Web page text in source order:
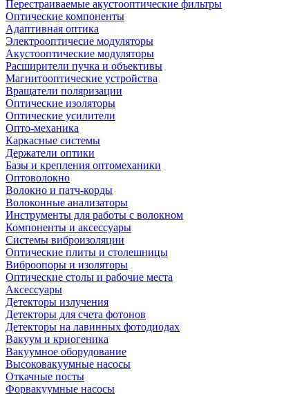
Перестраиваемые акустооптические фильтры
Оптические компоненты
Адаптивная оптика
Электрооптичесие модуляторы
Акустооптические модуляторы
Расширители пучка и объективы
Магнитооптические устройства
Вращатели поляризации
Оптические изоляторы
Оптические усилители
Опто-механика
Каркасные системы
Держатели оптики
Базы и крепления оптомеханики
Оптоволокно
Волокно и патч-корды
Волоконные анализаторы
Инструменты для работы с волокном
Компоненты и аксессуары
Системы виброизоляции
Оптические плиты и столешницы
Виброопоры и изоляторы
Оптические столы и рабочие места
Аксессуары
Детекторы излучения
Детекторы для счета фотонов
Детекторы на лавинных фотодиодах
Вакуум и криогеника
Вакуумное оборудование
Высоковакуумные насосы
Откачные посты
Форвакуумные насосы